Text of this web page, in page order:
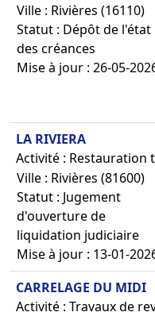
Ville : Rivières (16110)
Statut : Dépôt de l'état
des créances
Mise à jour : 26-05-
LA RIVIERA
Activité : Restauration
Ville : Rivières (81600)
Statut : Jugement
d'ouverture de
liquidation judiciaire
Mise à jour : 13-01-
CARRELAGE DU MIDI
Activité : Travaux de